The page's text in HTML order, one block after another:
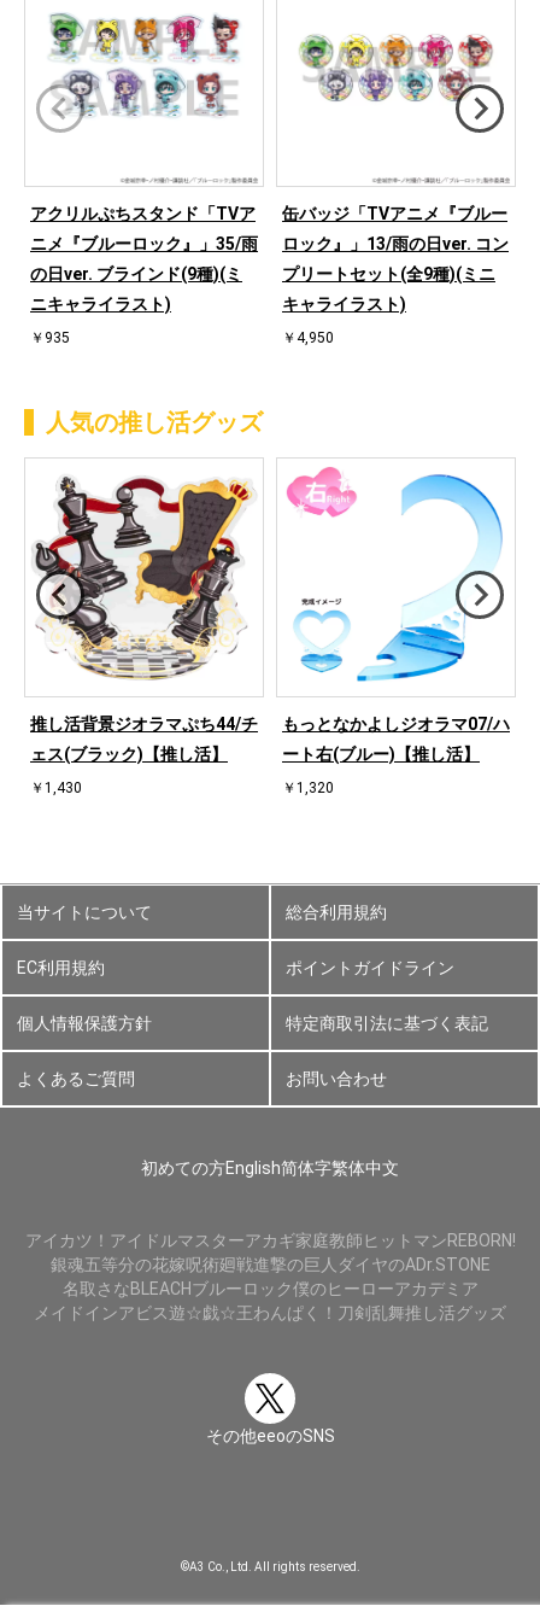
アクリルぷちスタンド「TVア
ニメ『ブルーロック』」35/雨
の日ver. ブラインド(9種)(ミ
ニキャライラスト)
￥935
缶バッジ「TVアニメ『ブルー
ロック』」13/雨の日ver. コン
プリートセット(全9種)(ミニ
キャライラスト)
￥4,950
人気の推し活グッズ
推し活背景ジオラマぷち44/チ
ェス(ブラック)【推し活】
￥1,430
もっとなかよしジオラマ07/ハ
ート右(ブルー)【推し活】
￥1,320
当サイトについて 総合利用規約
EC利用規約 ポイントガイドライン
個人情報保護方針 特定商取引法に基づく表記
よくあるご質問 お問い合わせ
初めての方English简体字繁体中文
アイカツ！ アイドルマスターアカギ家庭教師ヒットマンREBORN!
銀魂五等分の花嫁呪術廻戦進撃の巨人 ダイヤのADr.STONE
名取さなBLEACHブルーロック僕のヒーローアカデミア
メイドインアビス遊☆戯☆王わんぱく！刀剣乱舞推し活グッズ
その他eeoのSNS
©A3 Co., Ltd. All rights reserved.